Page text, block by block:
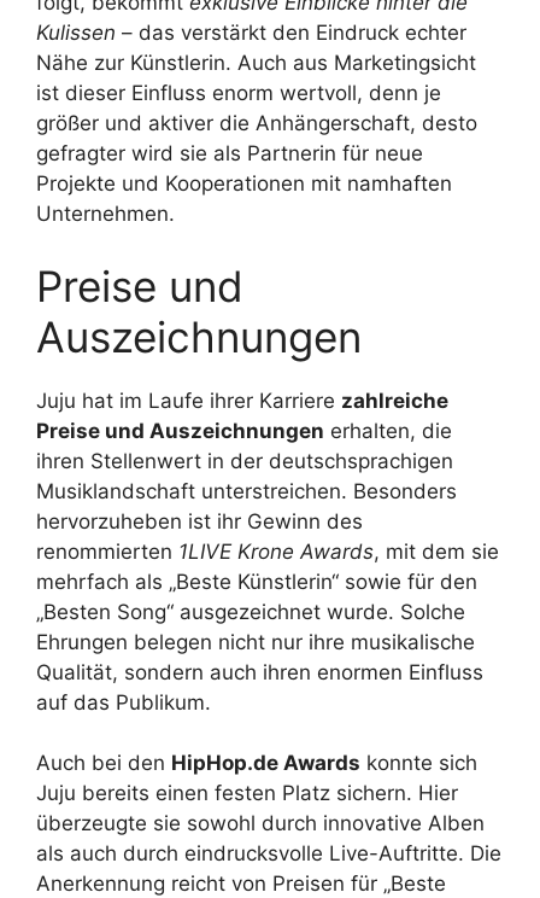
Kulissen – das verstärkt den Eindruck echter
Nähe zur Künstlerin. Auch aus Marketingsicht
ist dieser Einfluss enorm wertvoll, denn je
größer und aktiver die Anhängerschaft, desto
gefragter wird sie als Partnerin für neue
Projekte und Kooperationen mit namhaften
Unternehmen.
Preise und
Auszeichnungen
Juju hat im Laufe ihrer Karriere zahlreiche
Preise und Auszeichnungen erhalten, die
ihren Stellenwert in der deutschsprachigen
Musiklandschaft unterstreichen. Besonders
hervorzuheben ist ihr Gewinn des
renommierten 1LIVE Krone Awards, mit dem sie
mehrfach als „Beste Künstlerin“ sowie für den
„Besten Song“ ausgezeichnet wurde. Solche
Ehrungen belegen nicht nur ihre musikalische
Qualität, sondern auch ihren enormen Einfluss
auf das Publikum.
Auch bei den HipHop.de Awards konnte sich
Juju bereits einen festen Platz sichern. Hier
überzeugte sie sowohl durch innovative Alben
als auch durch eindrucksvolle Live-Auftritte. Die
Anerkennung reicht von Preisen für „Beste